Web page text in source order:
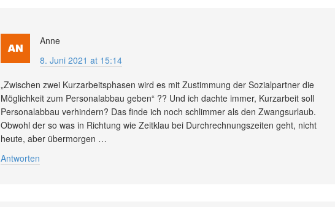
Anne
8. Juni 2021 at 15:14
„Zwischen zwei Kurzarbeitsphasen wird es mit Zustimmung der Sozialpartner die
Möglichkeit zum Personalabbau geben“ ?? Und ich dachte immer, Kurzarbeit soll
Personalabbau verhindern? Das finde ich noch schlimmer als den Zwangsurlaub.
Obwohl der so was in Richtung wie Zeitklau bei Durchrechnungszeiten geht, nicht
heute, aber übermorgen …
Antworten